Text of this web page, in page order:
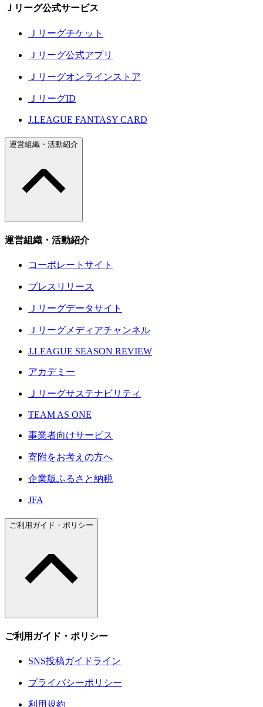
Ｊリーグ公式サービス
Ｊリーグチケット
Ｊリーグ公式アプリ
Ｊリーグオンラインストア
ＪリーグID
J.LEAGUE FANTASY CARD
運営組織・活動紹介
運営組織・活動紹介
コーポレートサイト
プレスリリース
Ｊリーグデータサイト
Ｊリーグメディアチャンネル
J.LEAGUE SEASON REVIEW
アカデミー
Ｊリーグサステナビリティ
TEAM AS ONE
事業者向けサービス
寄附をお考えの方へ
企業版ふるさと納税
JFA
ご利用ガイド・ポリシー
ご利用ガイド・ポリシー
SNS投稿ガイドライン
プライバシーポリシー
利用規約